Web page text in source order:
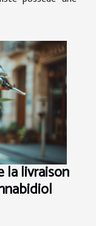
la livraison